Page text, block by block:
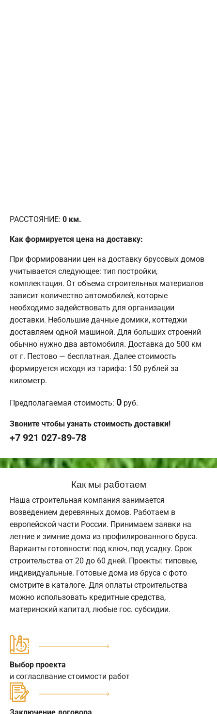
РАССТОЯНИЕ: 0 км.
Как формируется цена на доставку:
При формировании цен на доставку брусовых домов
учитывается следующее: тип постройки,
комплектация. От объема строительных материалов
зависит количество автомобилей, которые
необходимо задействовать для организации
доставки. Небольшие дачные домики, коттеджи
доставляем одной машиной. Для больших строений
обычно нужно два автомобиля. Доставка до 500 км
от г. Пестово — бесплатная. Далее стоимость
формируется исходя из тарифа: 150 рублей за
километр.
Предполагаемая стоимость: 0 руб.
Звоните чтобы узнать стоимость доставки!
+7 921 027-89-78
Как мы работаем
Наша строительная компания занимается
возведением деревянных домов. Работаем в
европейской части России. Принимаем заявки на
летние и зимние дома из профилированного бруса.
Варианты готовности: под ключ, под усадку. Срок
строительства от 20 до 60 дней. Проекты: типовые,
индивидуальные. Готовые дома из бруса с фото
смотрите в каталоге. Для оплаты строительства
можно использовать кредитные средства,
материнский капитал, любые гос. субсидии.
Выбор проекта
и согласлвание стоимости работ